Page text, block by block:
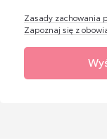
Zasady zachowania
Zapoznaj się z